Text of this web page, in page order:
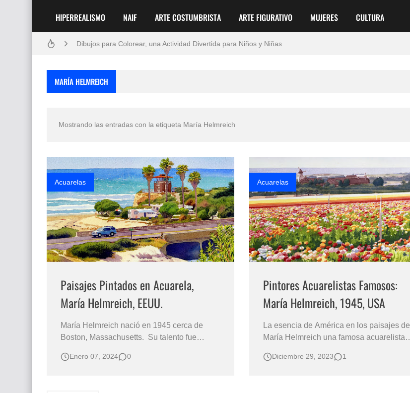
HIPERREALISMO NAIF ARTE COSTUMBRISTA ARTE FIGURATIVO MUJERES CULTURA
Dibujos para Colorear, una Actividad Divertida para Niños y Niñas
Dibujos Fáciles Para Pintar con Acrílico (Minimalismo Artístico)
Que significan los cuadros de negras africanas?
El mundo del arte en pintura surrealista
MARÍA HELMREICH
Mostrando las entradas con la etiqueta María Helmreich
Acuarelas
Paisajes Pintados en Acuarela,
María Helmreich, EEUU.
María Helmreich nació en 1945 cerca de
Boston, Massachusetts. Su talento fue
años ganó un premio con un tema del retrato
Enero 07, 2024 0
Acuarelas
Pintores Acuarelistas Famosos:
María Helmreich, 1945, USA
La esencia de América en los paisajes de
María Helmreich una famosa acuarelista
ACUARELISTA DE PAISAJES
Diciembre 29, 2023 1